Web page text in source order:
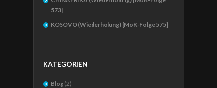
573]
KOSOVO (Wiederholung) [MoK-Folge 575]
KATEGORIEN
Blog (2)